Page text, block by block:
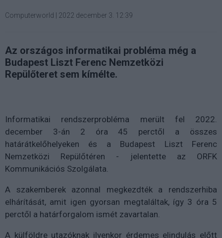
Computerworld 2022 december 3. 12:39
Az országos informatikai probléma még a
Budapest Liszt Ferenc Nemzetközi
Repülőteret sem kímélte.
Informatikai rendszerprobléma merült fel 2022.
december 3-án 2 óra 45 perctől a összes
határátkelőhelyeken és a Budapest Liszt Ferenc
Nemzetközi Repülőtéren - jelentette az ORFK
Kommunikációs Szolgálata.
A szakemberek azonnal megkezdték a rendszerhiba
elhárítását, amit igen gyorsan megtaláltak, így 3 óra 5
perctől a határforgalom ismét zavartalan.
A külföldre utazóknak ilyenkor érdemes elindulás előtt